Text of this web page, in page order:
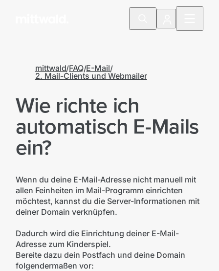
mittwald FAQ E-Mail
2. Mail-Clients und Webmailer
Wie richte ich
automatisch E-Mails
ein?
Wenn du deine E-Mail-Adresse nicht manuell mit
allen Feinheiten im Mail-Programm einrichten
möchtest, kannst du die Server-Informationen mit
deiner Domain verknüpfen.
Dadurch wird die Einrichtung deiner E-Mail-
Adresse zum Kinderspiel.
Bereite dazu dein Postfach und deine Domain
folgendermaßen vor: